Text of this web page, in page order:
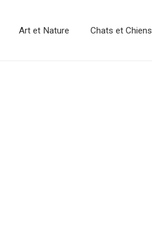
Art et Nature Chats et Chiens